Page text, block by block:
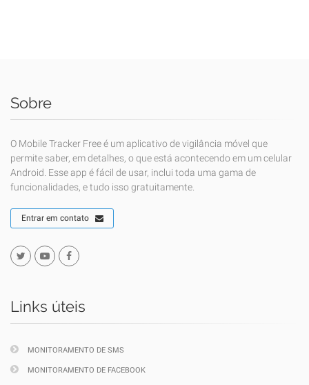
Sobre
O Mobile Tracker Free é um aplicativo de vigilância móvel que
permite saber, em detalhes, o que está acontecendo em um celular
Android. Esse app é fácil de usar, inclui toda uma gama de
funcionalidades, e tudo isso gratuitamente.
Entrar em contato
Links úteis
MONITORAMENTO DE SMS
MONITORAMENTO DE FACEBOOK